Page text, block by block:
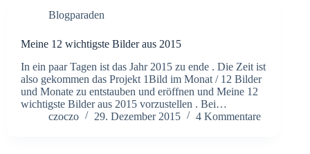
Blogparaden
Meine 12 wichtigste Bilder aus 2015
In ein paar Tagen ist das Jahr 2015 zu ende . Die Zeit ist
also gekommen das Projekt 1Bild im Monat / 12 Bilder
und Monate zu entstauben und eröffnen und Meine 12
wichtigste Bilder aus 2015 vorzustellen . Bei…
czoczo
29. Dezember 2015 4 Kommentare